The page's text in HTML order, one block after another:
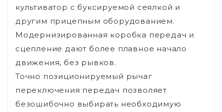
культиватор с буксируемой сеялкой и
другим прицепным оборудованием.
Модернизированная коробка передач и
сцепление дают более плавное начало
движения, без рывков.
Точно позиционируемый рычаг
переключения передач позволяет
безошибочно выбирать необходимую